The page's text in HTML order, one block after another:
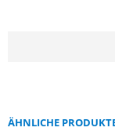
ÄHNLICHE